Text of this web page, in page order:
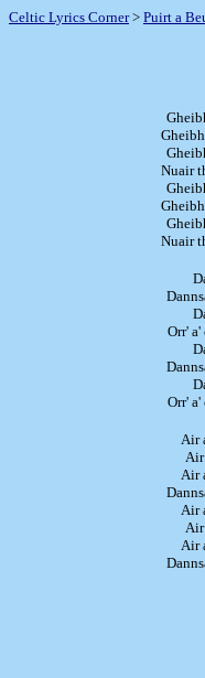
Celtic Lyrics Corner> Puirt a
Nuair
Nuair
Orr'
Orr'
Air
Air
Air
Air
Air
Air